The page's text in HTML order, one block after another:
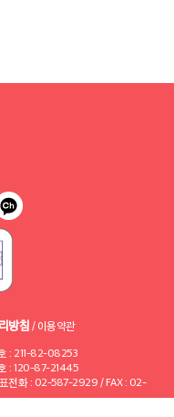
방침 / 이용약관
: 211-82-08253
: 120-87-21445
전화 : 02-587-2929 / FAX : 02-